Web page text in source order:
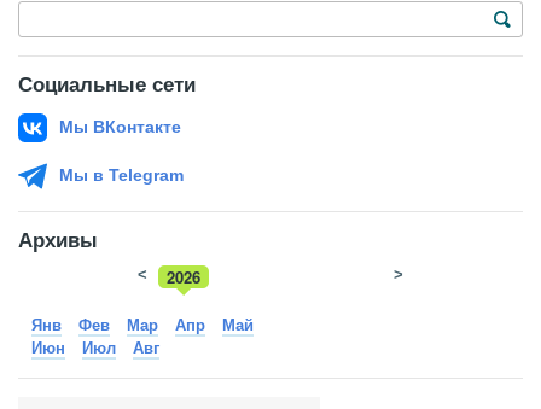
Социальные сети
Мы ВКонтакте
Мы в Telegram
Архивы
2026
2025
< >
Янв Фев Мар Апр
Май
Июн
Июл Авг